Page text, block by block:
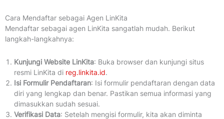
Cara Mendaftar sebagai Agen LinKita
Mendaftar sebagai agen LinKita sangatlah mudah. Berikut
langkah-langkahnya:
Kunjungi Website LinKita: Buka browser dan kunjungi situs
resmi LinKita di reg.linkita.id.
Isi Formulir Pendaftaran: Isi formulir pendaftaran dengan data
diri yang lengkap dan benar. Pastikan semua informasi yang
dimasukkan sudah sesuai.
Verifikasi Data: Setelah mengisi formulir, kita akan diminta